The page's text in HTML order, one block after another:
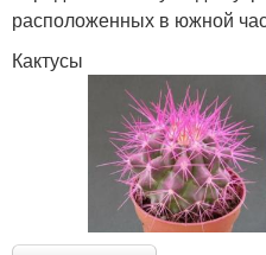
расположенных в южной
Кактусы